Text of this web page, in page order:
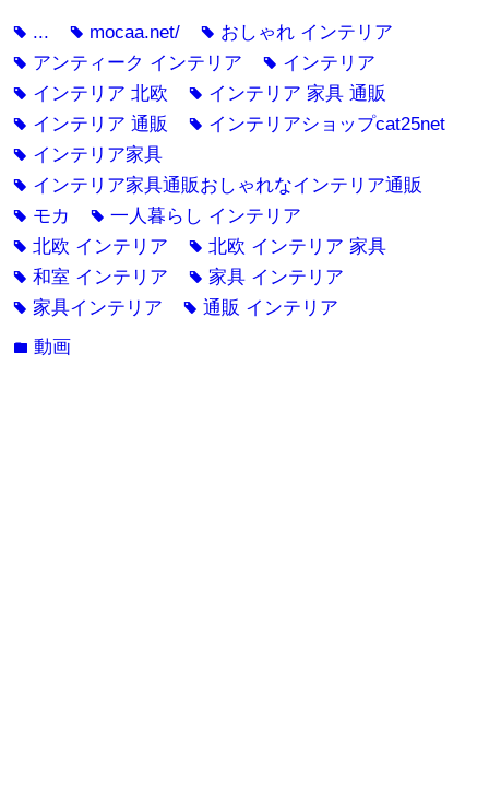
tag ... tag mocaa.net/ tag おしゃれ インテリア
tag アンティーク インテリア tag インテリア
tag インテリア 北欧 tag インテリア 家具 通販
tag インテリア 通販 tag インテリアショップcat25net
tag インテリア家具
tag インテリア家具通販おしゃれなインテリア通販
tag モカ tag一人暮らし インテリア
tag北欧 インテリア tag北欧 インテリア 家具
tag和室 インテリア tag 家具 インテリア
tag 家具インテリア tag通販 インテリア
folder動画